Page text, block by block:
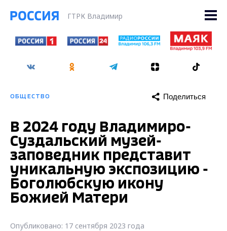
ГТРК Владимир
ОБЩЕСТВО Поделиться
В 2024 году Владимиро-
Суздальский музей-
заповедник представит
уникальную экспозицию -
Боголюбскую икону
Божией Матери
Опубликовано: 17 сентября 2023 года